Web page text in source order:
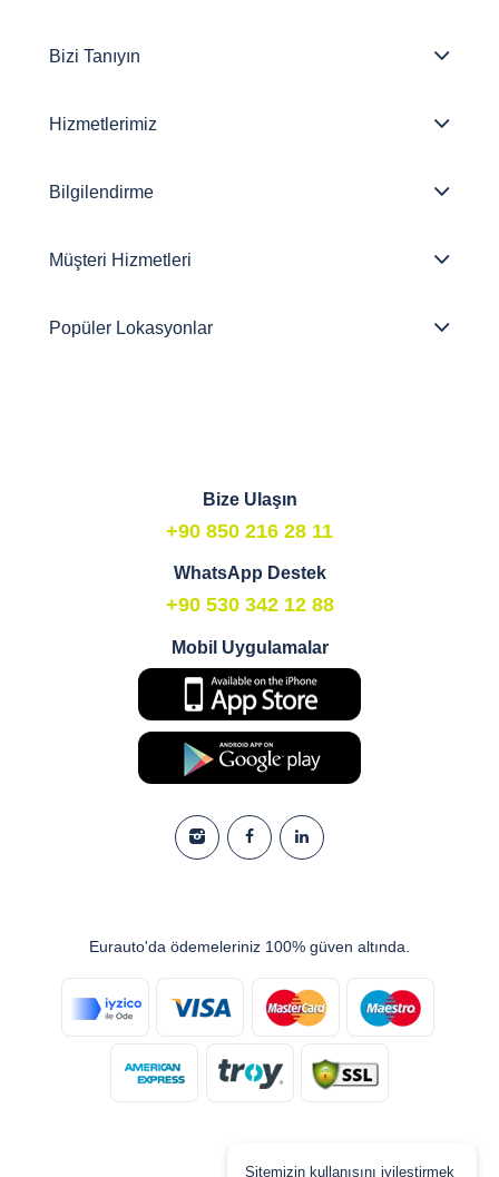
Bizi Tanıyın
Hizmetlerimiz
Bilgilendirme
Müşteri Hizmetleri
Popüler Lokasyonlar
Bize Ulaşın
+90 850 216 28 11
WhatsApp Destek
+90 530 342 12 88
Mobil Uygulamalar
Eurauto'da ödemeleriniz 100% güven altında.
Sitemizin kullanışını iyileştirmek